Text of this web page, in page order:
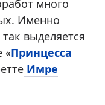
много
Именно
выделяется
«Принцесса
Имре